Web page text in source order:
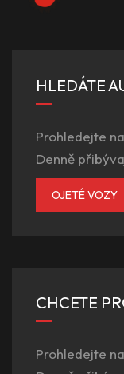
HLEDÁTE
Prohledejte
Denně
OJETÉ VOZY
CHCETE
Prohledejte